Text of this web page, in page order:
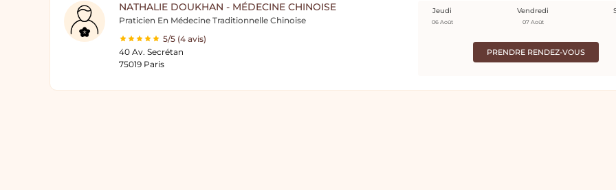
NATHALIE DOUKHAN - MÉDECINE CHINOISE
Praticien En Médecine Traditionnelle Chinoise
5/5 (4 avis)
40 Av. Secrétan
75019 Paris
PRENDRE RENDEZ-VOUS
Jeudi
06 Août
Vendredi
07 Août